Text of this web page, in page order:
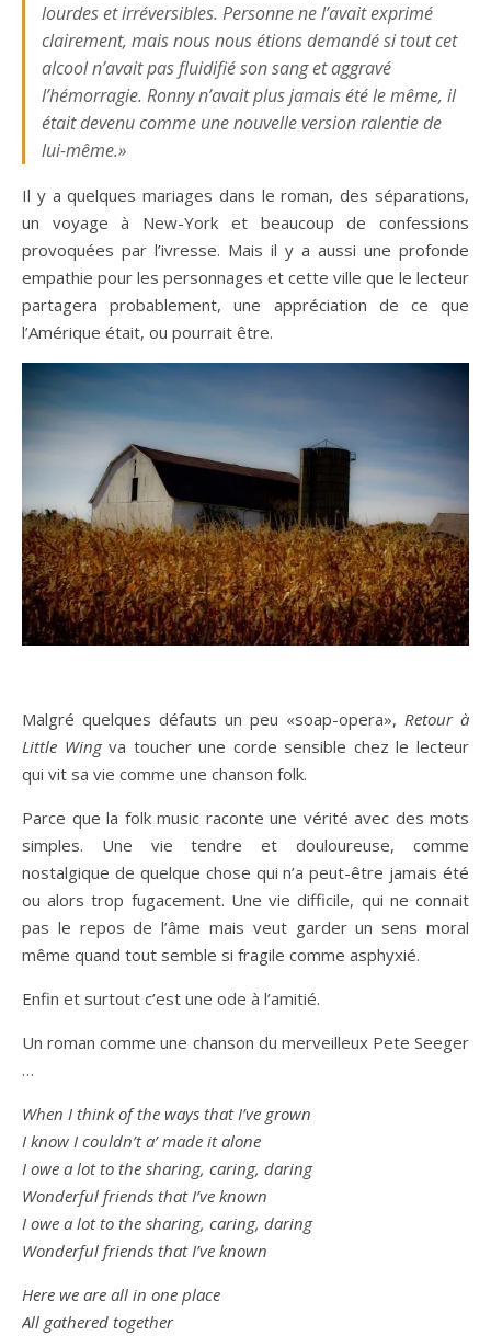
lourdes et irréversibles. Personne ne l’avait exprimé
clairement, mais nous nous étions demandé si tout cet
alcool n’avait pas fluidifié son sang et aggravé
l’hémorragie. Ronny n’avait plus jamais été le même, il
était devenu comme une nouvelle version ralentie de
lui-même.»
Il y a quelques mariages dans le roman, des séparations,
un voyage à New-York et beaucoup de confessions
provoquées par l’ivresse. Mais il y a aussi une profonde
empathie pour les personnages et cette ville que le lecteur
partagera probablement, une appréciation de ce que
l’Amérique était, ou pourrait être.
Malgré quelques défauts un peu «soap-opera», Retour à
Little Wingva toucher une corde sensible chez le lecteur
qui vit sa vie comme une chanson folk.
Parce que la folk music raconte une vérité avec des mots
simples. Une vie tendre et douloureuse, comme
nostalgique de quelque chose qui n’a peut-être jamais été
ou alors trop fugacement. Une vie difficile, qui ne connait
pas le repos de l’âme mais veut garder un sens moral
même quand tout semble si fragile comme asphyxié.
Enfin et surtout c’est une ode à l’amitié.
Un roman comme une chanson du merveilleux Pete Seeger
…
When I think of the ways that I’ve grown
I know I couldn’t a’ made it alone
I owe a lot to the sharing, caring, daring
Wonderful friends that I’ve known
I owe a lot to the sharing, caring, daring
Wonderful friends that I’ve known
Here we are all in one place
All gathered together